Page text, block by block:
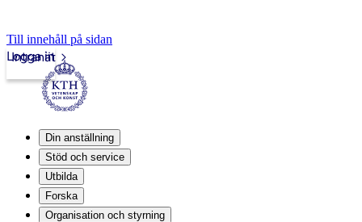
Till innehåll på sidan
Intranät
Logga in
Din anställning
Stöd och service
Utbilda
Forska
Organisation och styrning